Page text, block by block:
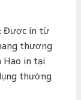
Được in từ
thương
Hao in tại
thường